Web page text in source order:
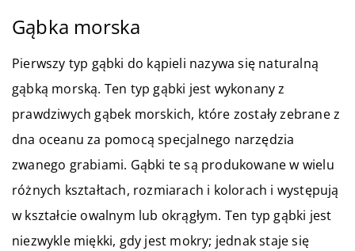
Gąbka morska
Pierwszy typ gąbki do kąpieli nazywa się naturalną
gąbką morską. Ten typ gąbki jest wykonany z
prawdziwych gąbek morskich, które zostały zebrane z
dna oceanu za pomocą specjalnego narzędzia
zwanego grabiami. Gąbki te są produkowane w wielu
różnych kształtach, rozmiarach i kolorach i występują
w kształcie owalnym lub okrągłym. Ten typ gąbki jest
niezwykle miękki, gdy jest mokry; jednak staje się